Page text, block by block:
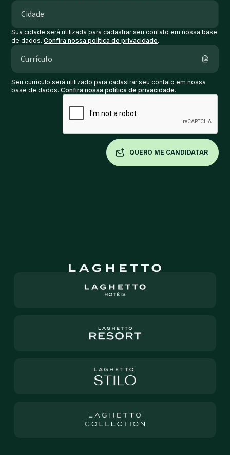
Sua cidade será utilizada para cadastrar seu contato em nossa base
de dados.Confira nossa política de privacidade.
Currículo
Seu currículo será utilizado para cadastrar seu contato em nossa
base de dados.Confira nossa política de privacidade.